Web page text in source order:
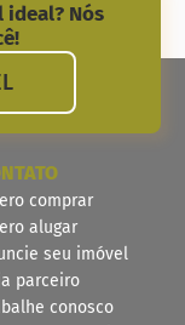
Nós
comprar
alugar
seu imóvel
parceiro
conosco